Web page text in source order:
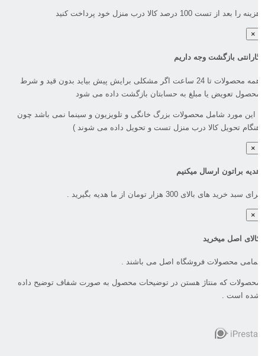
را بعد از تست 100 درصد کالا درب منزل خود پرداخت کنید
بازگشت وجه داریم
همه محصولات تا 24 ساعت اگر مشکلی برایش پیش بیاید بدون قید و شرط
تعویض یا مبلغ به حسابتان بازگشت داده می شود
این مورد شامل محصولات بزرگ خانگی و تلویزیون و سینما نمی باشد چون
تحویل کالا درب منزل تست و تحویل داده می شوند )
براتون ارسال میکنیم
سبد خرید های بالای 300 هزار تومان از ما هدیه بگیرید .
اصل میخرید
محصولات فروشگاه اصل می باشند .
که منتاژ هستن در توضیحات محصول به صورت شفاف توضیح داده
است .